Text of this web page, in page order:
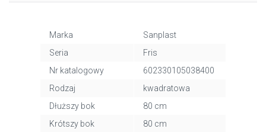
Marka
Sanplast
Seria
Fris
Nr katalogowy
602330105038400
Rodzaj
kwadratowa
Dłuższy bok
80 cm
Krótszy bok
80 cm